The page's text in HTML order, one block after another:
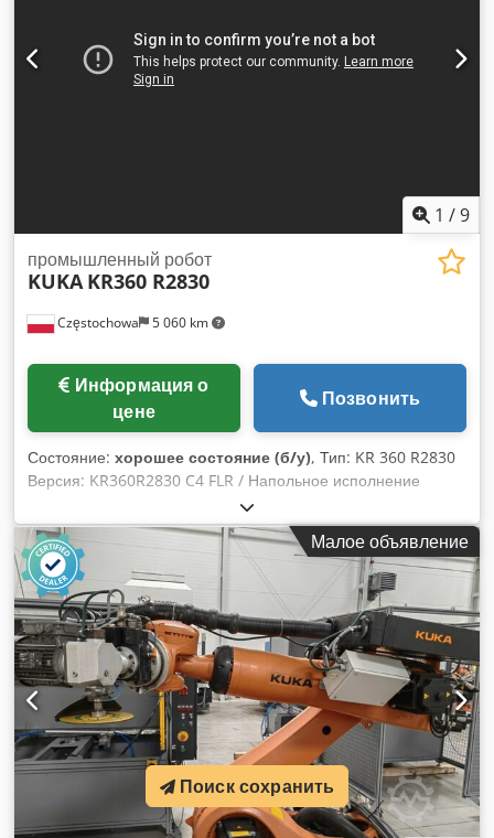
1 /9
Częstochowa 5 060 km
промышленный робот
KUKA KR360 R2830
цене
Позвонить
Состояние: хорошее состояние (б/у), Тип: KR 360 R2830
Версия: KR360R2830 C4 FLR / Напольное исполнение
Управление: KR C4 Грузоподъемность: 360 кг Chedsyk T E
Hjpfx Ahhoa Дальность действия: 2826 мм Вес робота:
2385 кг Год выпуска: 2017 Серийный номер (робот): 402267
Год выпуска системы управления: 2017 Серийный номер
(KR C4): 331300
Малое объявление
Поиск сохранить